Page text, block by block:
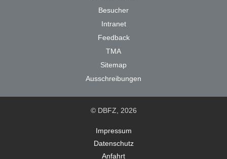
Besucher
Intranet
Feedback
TMA
Sitemap
Ausschreibungen
© DBFZ, 2026
Impressum
Datenschutz
Anfahrt